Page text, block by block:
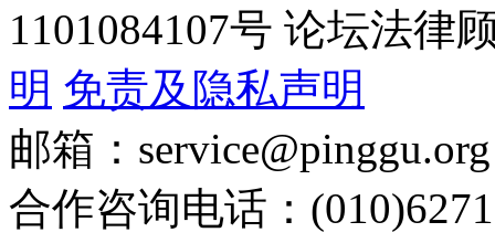
1101084107号 论坛法律
明 免责及隐私声明
邮箱：service@pinggu.org
合作咨询电话：